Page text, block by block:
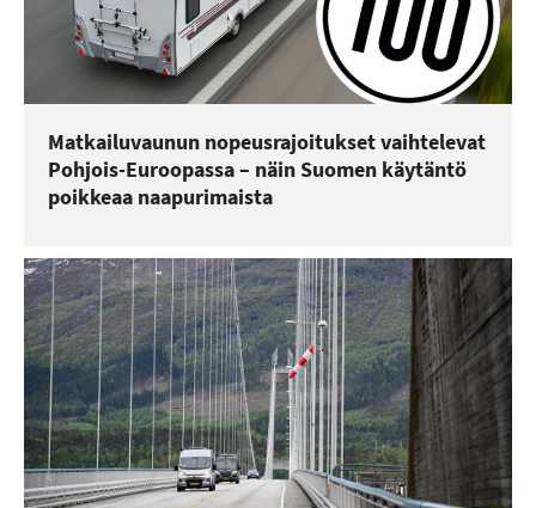
Matkailuvaunun nopeusrajoitukset vaihtelevat
Pohjois-Euroopassa – näin Suomen käytäntö
poikkeaa naapurimaista